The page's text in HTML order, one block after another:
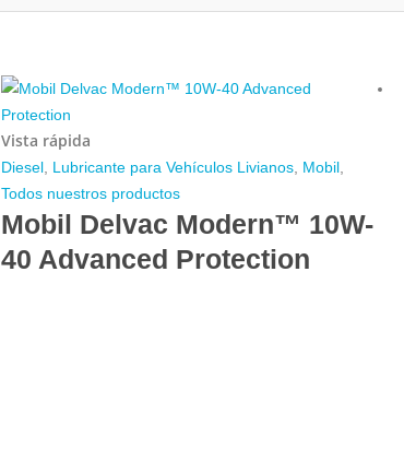
Vista rápida
Diesel, Lubricante para Vehículos Livianos, Mobil,
Todos nuestros productos
Mobil Delvac Modern™ 10W-
40 Advanced Protection